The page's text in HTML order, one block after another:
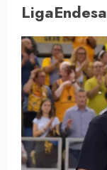
LigaEndesa